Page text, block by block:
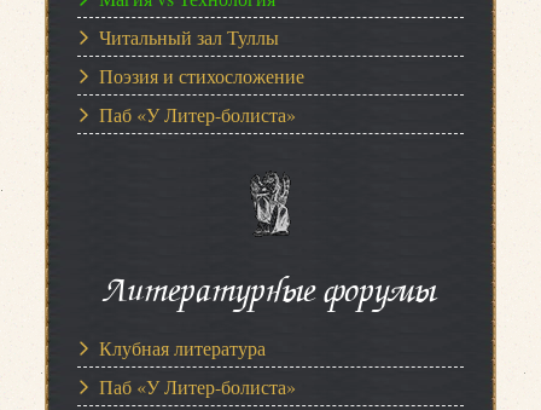
Читальный зал Туллы
Поэзия и стихосложение
Паб «У Литер-болиста»
Литературные форумы
Клубная литература
Паб «У Литер-болиста»